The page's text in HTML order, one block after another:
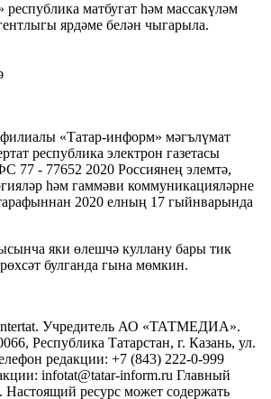
республика матбугат һәм массакүләм
ярдәме белән чыгарыла.
«Татар-информ» мәгълүмат
республика электрон газетасы
77 - 77652 2020 Россиянең элемтә,
һәм гаммәви коммуникацияләрне
тарафыннан 2020 елның 17 гыйнварында
яки өлешчә куллану бары тик
булганда гына мөмкин.
Учредитель АО «ТАТМЕДИА».
Республика Татарстан, г. Казань, ул.
редакции: +7 (843) 222-0-999
infotat@tatar-inform.ru Главный
Настоящий ресурс может содержать